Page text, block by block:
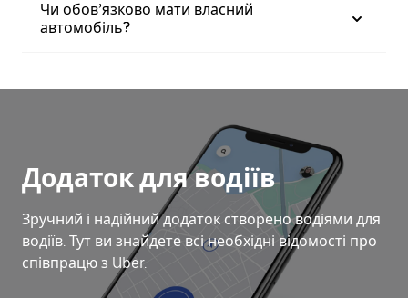
Чи обов’язково мати власний
автомобіль?
Додаток для водіїв
Зручний і надійний додаток створено водіями для
водіїв. Тут ви знайдете всі необхідні відомості про
співпрацю з Uber.